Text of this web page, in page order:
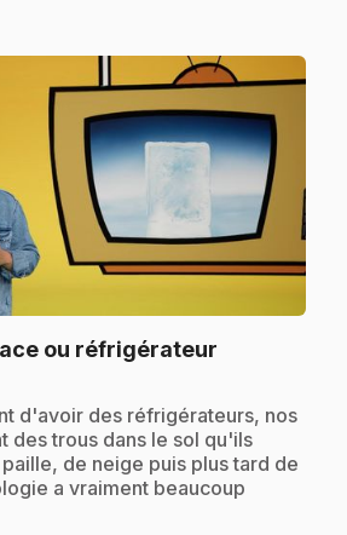
ou réfrigérateur
d'avoir des réfrigérateurs, nos
des trous dans le sol qu'ils
de neige puis plus tard de
a vraiment beaucoup